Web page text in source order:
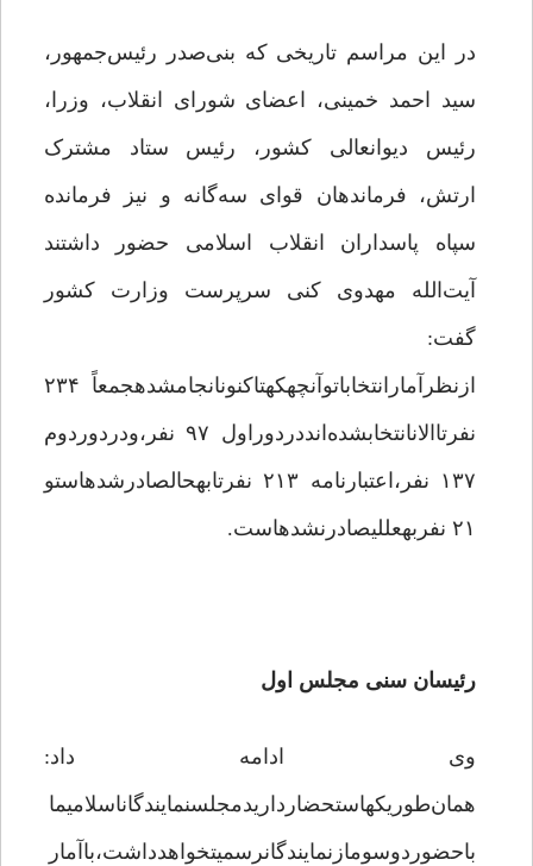
در این مراسم تاریخی که بنی‌صدر رئیس‌جمهور،
سید احمد خمینی، اعضای شورای انقلاب، وزرا،
رئیس دیوانعالی کشور، رئیس ستاد مشترک
ارتش، فرماندهان قوای سه‌گانه و نیز فرمانده
سپاه پاسداران انقلاب اسلامی حضور داشتند
آیت‌الله مهدوی کنی سرپرست وزارت کشور
گفت:
ازنظرآمارانتخاباتوآنچهکهتاکنونانجامشدهجمعاً ۲۳۴
نفرتاالانانتخابشده‌انددردوراول ۹۷ نفر،ودردوردوم
۱۳۷ نفر،اعتبارنامه ۲۱۳ نفرتابهحالصادرشدهاستو
۲۱ نفربهعللیصادرنشدهاست.
رئیسان سنی مجلس اول
وی ادامه داد:
همان‌طوریکهاستحضارداریدمجلسنمایندگاناسلامیما
باحضوردوسومازنمایندگانرسمیتخواهدداشت،باآمار